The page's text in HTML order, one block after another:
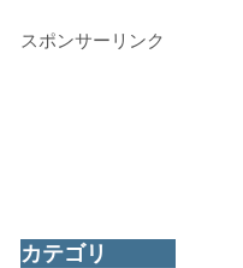
スポンサーリンク
カテゴリ